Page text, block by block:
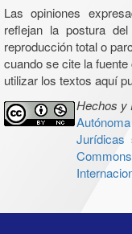
Las opiniones
reflejan la postura
reproducción total o
cuando se cite la
utilizar los textos aquí
Hechos y
Jurídicas